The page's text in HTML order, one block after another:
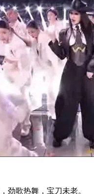
劲歌热舞，宝刀未老。